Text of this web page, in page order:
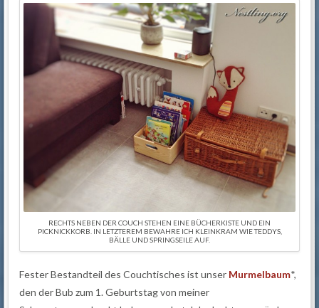
RECHTS NEBEN DER COUCH STEHEN EINE BÜCHERKISTE UND EIN
PICKNICKKORB. IN LETZTEREM BEWAHRE ICH KLEINKRAM WIE TEDDYS,
BÄLLE UND SPRINGSEILE AUF.
Fester Bestandteil des Couchtisches ist unser Murmelbaum*,
den der Bub zum 1. Geburtstag von meiner